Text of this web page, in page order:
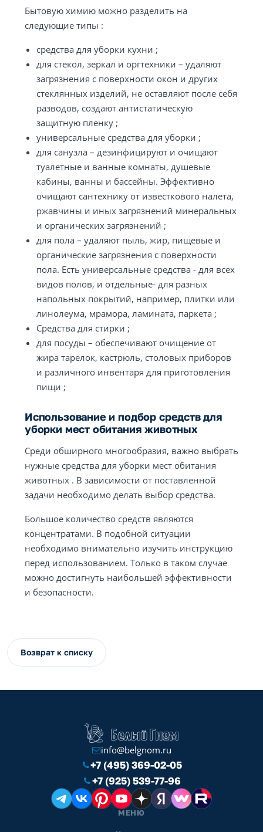
Бытовую химию можно разделить на
следующие типы :
средства для уборки кухни ;
для стекол, зеркал и оргтехники – удаляют
загрязнения с поверхности окон и других
стеклянных изделий, не оставляют после себя
разводов, создают антистатическую
защитную пленку ;
универсальные средства для уборки ;
для санузла – дезинфицируют и очищают
туалетные и ванные комнаты, душевые
кабины, ванны и бассейны. Эффективно
очищают сантехнику от известкового налета,
ржавчины и иных загрязнений минеральных
и органических загрязнений ;
для пола – удаляют пыль, жир, пищевые и
органические загрязнения с поверхности
пола. Есть универсальные средства - для всех
видов полов, и отдельные- для разных
напольных покрытий, например, плитки или
линолеума, мрамора, ламината, паркета ;
Средства для стирки ;
для посуды – обеспечивают очищение от
жира тарелок, кастрюль, столовых приборов
и различного инвентаря для приготовления
пищи ;
Использование и подбор средств для
уборки мест обитания животных
Среди обширного многообразия, важно выбрать
нужные средства для уборки мест обитания
животных . В зависимости от поставленной
задачи необходимо делать выбор средства.
Большое количество средств являются
концентратами. В подобной ситуации
необходимо внимательно изучить инструкцию
перед использованием. Только в таком случае
можно достигнуть наибольшей эффективности
и безопасности.
Возврат к списку
info@belgnom.ru
+7 (495) 369-02-05
+7 (925) 539-77-96
МЕНЮ